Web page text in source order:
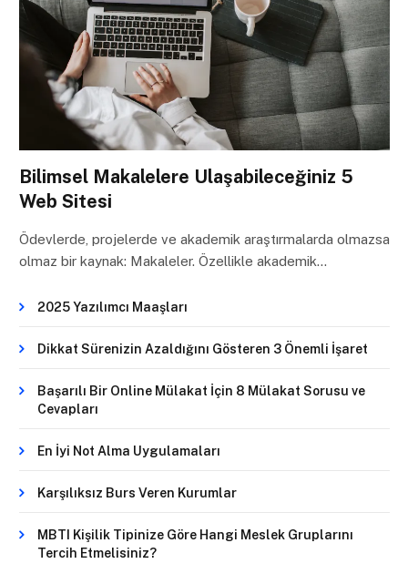
Bilimsel Makalelere Ulaşabileceğiniz 5
Web Sitesi
Ödevlerde, projelerde ve akademik araştırmalarda olmazsa
olmaz bir kaynak: Makaleler. Özellikle akademik…
2025 Yazılımcı Maaşları
Dikkat Sürenizin Azaldığını Gösteren 3 Önemli İşaret
Başarılı Bir Online Mülakat İçin 8 Mülakat Sorusu ve
Cevapları
En İyi Not Alma Uygulamaları
Karşılıksız Burs Veren Kurumlar
MBTI Kişilik Tipinize Göre Hangi Meslek Gruplarını
Tercih Etmelisiniz?